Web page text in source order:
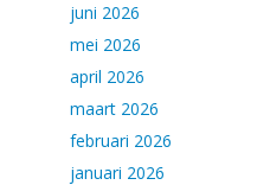
juni 2026
mei 2026
april 2026
maart 2026
februari 2026
januari 2026